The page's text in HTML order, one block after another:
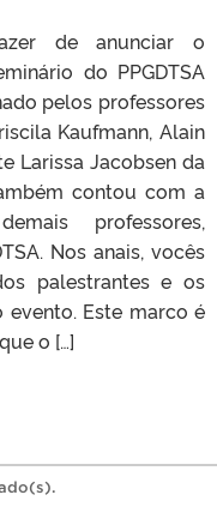
de anunciar o
do PPGDTSA
pelos professores
Kaufmann, Alain
Larissa Jacobsen da
contou com a
professores,
Nos anais, vocês
palestrantes e os
Este marco é
o […]